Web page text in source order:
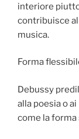
interiore
contribuisce
musica.
Forma
Debussy
alla poesia o
come la forma